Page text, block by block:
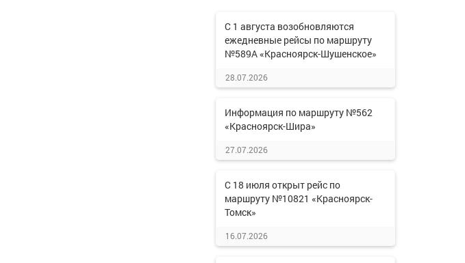
С 1 августа возобновляются
ежедневные рейсы по маршруту
№589А «Красноярск-Шушенское»
28.07.2026
Информация по маршруту №562
«Красноярск-Шира»
27.07.2026
С 18 июля открыт рейс по
маршруту №10821 «Красноярск-
Томск»
16.07.2026